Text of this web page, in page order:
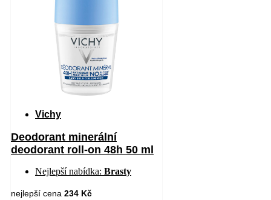
Vichy
Deodorant minerální
deodorant roll-on 48h 50 ml
Nejlepší nabídka: Brasty
nejlepší cena 234 Kč